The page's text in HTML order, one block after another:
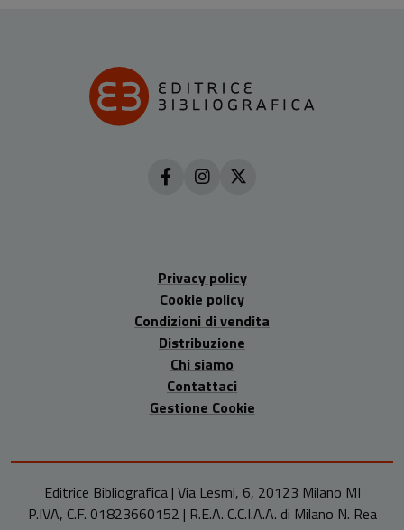
Privacy policy
Cookie policy
Condizioni di vendita
Distribuzione
Chi siamo
Contattaci
Gestione Cookie
Editrice Bibliografica | Via Lesmi, 6, 20123 Milano MI
P.IVA, C.F. 01823660152 | R.E.A. C.C.I.A.A. di Milano N. Rea